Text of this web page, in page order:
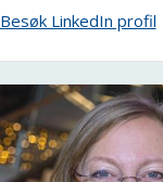
Besøk LinkedIn profil